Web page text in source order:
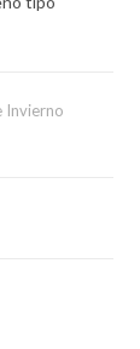
Invierno